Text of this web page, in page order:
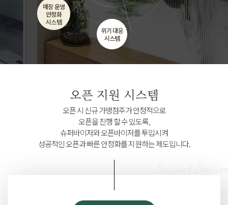
매장 운영
안정화
시스템
위기 대응
시스템
오픈 지원 시스템
오픈 시 신규 가맹점주가 안정적으로
오픈을 진행 할 수 있도록,
슈퍼바이저와 오픈바이저를 투입시켜
성공적인 오픈과 빠른 안정화를 지원하는 제도입니다.
Support System